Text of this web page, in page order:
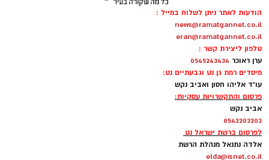
הודעות לאתר ניתן לשלוח במייל :
news@ramatgannet.co.il
eran@ramatgannet.co.il
טלפון ליצירת קשר :
ערן ראוכר 0545243434
מיסדים רמת גן נט וגבעתיים נט:
עו"ד אליהו חסון ואביב נקש
פרסום והתקשרויות עסקיות:
אביב נקש
0542203203
לפרסום ברשת ישראל נט
אלדה נתנאל מנהלת הרשת
elda@isnet.co.il